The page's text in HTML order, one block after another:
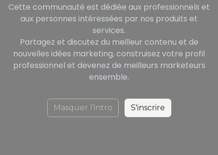
Cette communauté est dédiée aux professionnels et
aux personnes intéressées par nos produits et
services.
Partagez et discutez du meilleur contenu et de
nouvelles idées marketing, construisez votre profil
professionnel et devenez de meilleurs marketeurs
ensemble.
Masquer l'intro S'inscrire